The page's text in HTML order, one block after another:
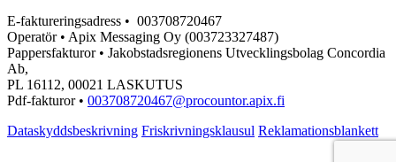
E-faktureringsadress • 003708720467
Operatör • Apix Messaging Oy (003723327487)
Pappersfakturor • Jakobstadsregionens Utvecklingsbolag Concordia
Ab,
PL 16112, 00021 LASKUTUS
Pdf-fakturor • 003708720467@procountor.apix.fi
Dataskyddsbeskrivning Friskrivningsklausul Reklamationsblankett